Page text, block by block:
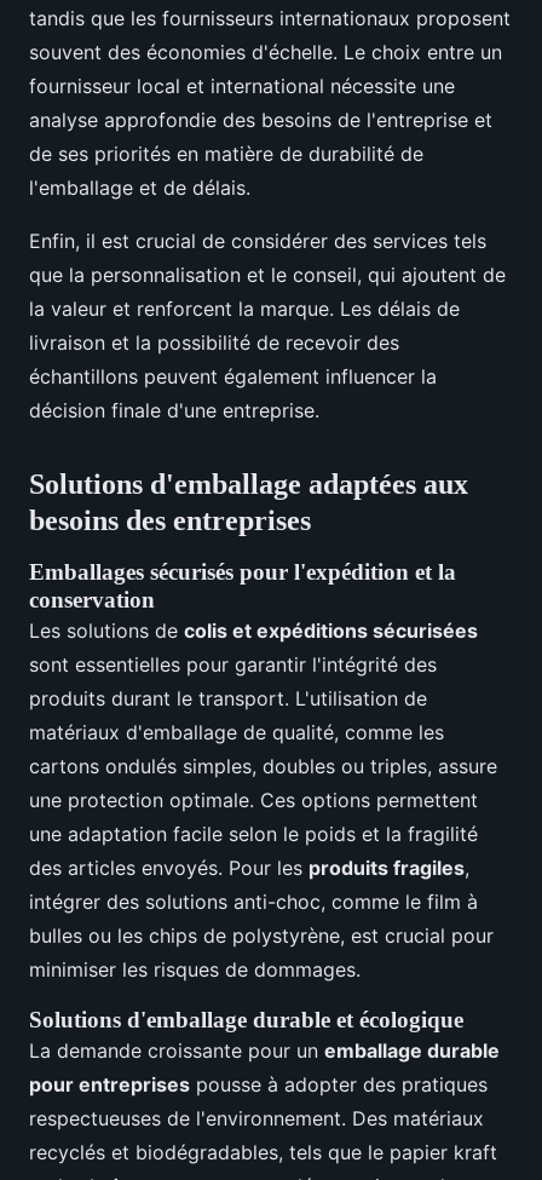
tandis que les fournisseurs internationaux proposent
souvent des économies d'échelle. Le choix entre un
fournisseur local et international nécessite une
analyse approfondie des besoins de l'entreprise et
de ses priorités en matière de durabilité de
l'emballage et de délais.
Enfin, il est crucial de considérer des services tels
que la personnalisation et le conseil, qui ajoutent de
la valeur et renforcent la marque. Les délais de
livraison et la possibilité de recevoir des
échantillons peuvent également influencer la
décision finale d'une entreprise.
Solutions d'emballage adaptées aux
besoins des entreprises
Emballages sécurisés pour l'expédition et la
conservation
Les solutions de colis et expéditions sécurisées
sont essentielles pour garantir l'intégrité des
produits durant le transport. L'utilisation de
matériaux d'emballage de qualité, comme les
cartons ondulés simples, doubles ou triples, assure
une protection optimale. Ces options permettent
une adaptation facile selon le poids et la fragilité
des articles envoyés. Pour les produits fragiles,
intégrer des solutions anti-choc, comme le film à
bulles ou les chips de polystyrène, est crucial pour
minimiser les risques de dommages.
Solutions d'emballage durable et écologique
La demande croissante pour un emballage durable
pour entreprises pousse à adopter des pratiques
respectueuses de l'environnement. Des matériaux
recyclés et biodégradables, tels que le papier kraft